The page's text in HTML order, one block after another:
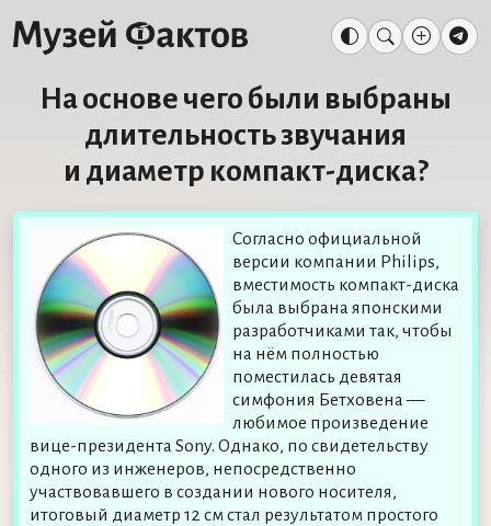
На основе чего были выбраны
длительность звучания
и диаметр компакт-диска?
Согласно официальной
версии компании Philips,
вместимость компакт-диска
была выбрана японскими
разработчиками так, чтобы
на нём полностью
поместилась девятая
симфония Бетховена —
любимое произведение
вице-президента Sony. Однако, по свидетельству
одного из инженеров, непосредственно
участвовавшего в создании нового носителя,
итоговый диаметр 12 см стал результатом простого